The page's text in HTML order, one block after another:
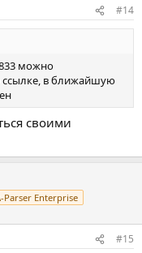
#14
можно
ссылке, в ближайшую
своими
Parser Enterprise
#15